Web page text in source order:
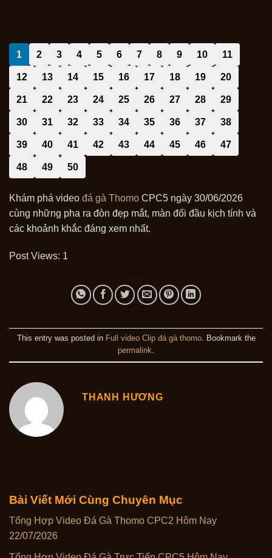
Bài Viết Mới Cùng Chuyên Mục
Tổng Hợp Video Đá Gà Thomo CPC2 Hôm Nay
22/07/2026
1 2 3 4 5 6 7 8 9 10 11
12 13 14 15 16 17 18 19 20
21 22 23 24 25 26 27 28 29
30 31 32 33 34 35 36 37 38
39 40 41 42 43 44 45 46 47
48 49 50
Khám phá video đá gà Thomo CPC5 ngày 30/06/2026
cùng những pha ra đòn đẹp mắt, màn đối đầu kịch tính và
các khoảnh khắc đáng xem nhất.
Post Views: 1
This entry was posted in Full video Clip đá gà thomo. Bookmark the
permalink
THANH HƯƠNG